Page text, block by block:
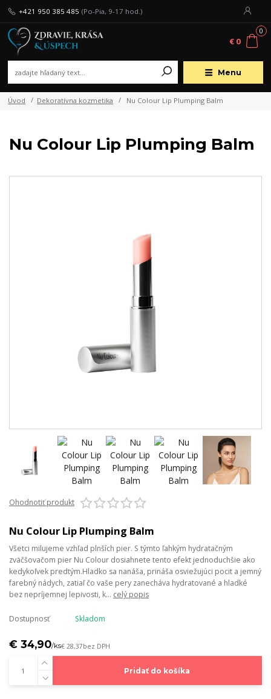
Menu
+421 950 385 485 (Po-Pia, 9-17 hod.)
0
€ 0
Úvod Dekoratívna kozmetika Nu Colour Lip Plumping Balm
Nu Colour Lip Plumping Balm
Ohodnotiť produkt
Nu Colour Lip Plumping Balm
Všetci milujeme vzhľad plnších pier. S týmto ľahkým hydratačným
zväčšovačom pier Nu Colour dosiahnete tento efekt jednoduchšie ako
kedykoľvek predtým.Hladko sa nanáša, prináša osviežujúci pocit a jemný
farebný nádych, zatiaľ čo vaše pery zanecháva hydratované a hladké
bez nepríjemnej lepivosti, k... celý popis
Dostupnosť Skladom
€ 34,90/ks€ 28,37bez DPH
Pridať do košíka